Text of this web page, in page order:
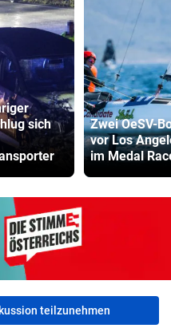
sich
Zwei OeSV-
vor Los
im Medal
teilzunehmen